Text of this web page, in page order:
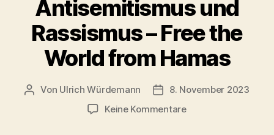
Oldenburg
November
2023“
Antisemitismus und
Rassismus – Free the
World from Hamas
Beitragsautor
Von Ulrich Würdemann Beitragsdatum
8. November 2023
Keine Kommentarezu